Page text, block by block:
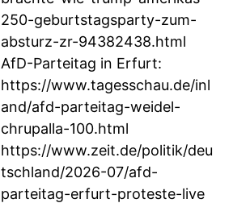
250-geburtstagsparty-zum-
absturz-zr-94382438.html
AfD-Parteitag in Erfurt:
https://www.tagesschau.de/inl
and/afd-parteitag-weidel-
chrupalla-100.html
https://www.zeit.de/politik/deu
tschland/2026-07/afd-
parteitag-erfurt-proteste-live